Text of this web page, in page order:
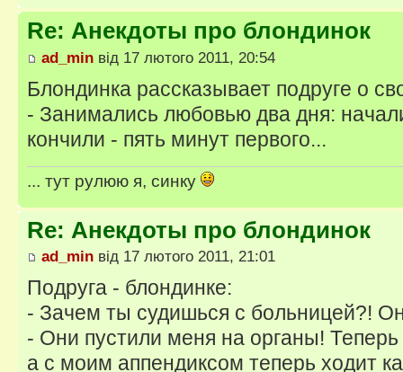
Re: Анекдоты про блондинок
ad_min від 17 лютого 2011, 20:54
Блондинка рассказывает подруге о
- Занимались любовью два дня:
кончили - пять минут первого...
... тут рулюю я, синку
Re: Анекдоты про блондинок
ad_min від 17 лютого 2011, 21:01
Подруга - блондинке:
- Зачем ты судишься с больницей?!
- Они пустили меня на органы!
а с моим аппендиксом теперь ходит